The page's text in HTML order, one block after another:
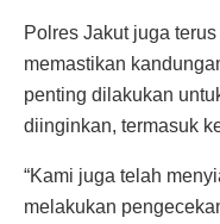
Polres Jakut juga
memastikan
penting dilakukan
diinginkan, termasuk
“Kami juga telah
melakukan